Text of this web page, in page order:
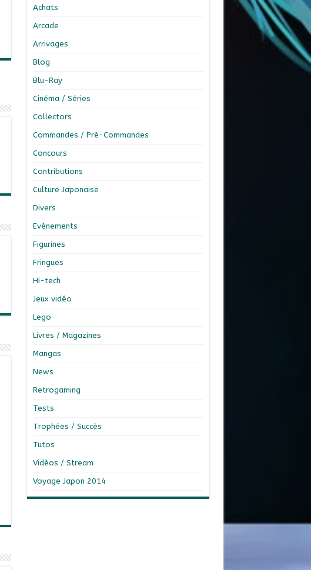
Achats
Arcade
Arrivages
Blog
Blu-Ray
Cinéma / Séries
Collectors
Commandes / Pré-Commandes
Concours
Contributions
Culture Japonaise
Divers
Evénements
Figurines
Fringues
Hi-tech
Jeux vidéo
Lego
Livres / Magazines
Mangas
News
Retrogaming
Tests
Trophées / Succès
Tutos
Vidéos / Stream
Voyage Japon 2014